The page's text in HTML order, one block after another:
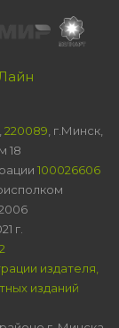
220089 , г.Минск,
18
100026606
г.
издателя,
изданий